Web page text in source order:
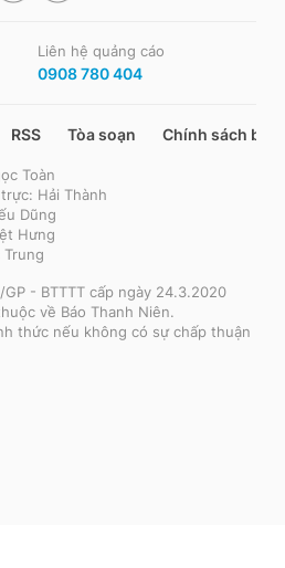
Liên hệ quảng cáo
0908 780 404
RSS Tòa soạn Chính sách bảo
Toàn
Hải Thành
Dũng
Hưng
- BTTTT cấp ngày 24.3.2020
về Báo Thanh Niên.
thức nếu không có sự chấp thuận